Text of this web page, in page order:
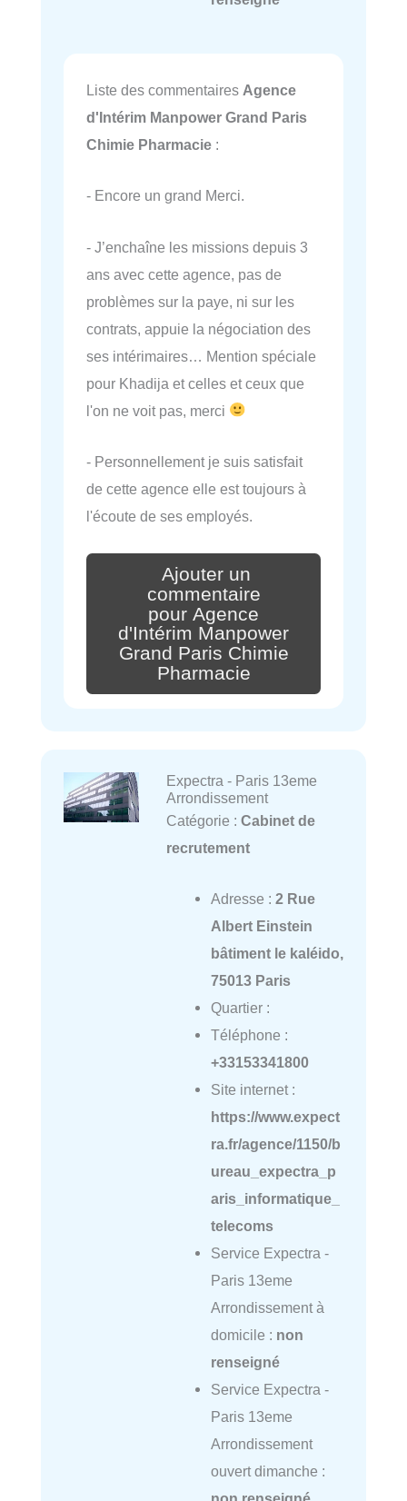
Liste des commentaires Agence
d'Intérim Manpower Grand Paris
Chimie Pharmacie :
- Encore un grand Merci.
- J’enchaîne les missions depuis 3
ans avec cette agence, pas de
problèmes sur la paye, ni sur les
contrats, appuie la négociation des
ses intérimaires… Mention spéciale
pour Khadija et celles et ceux que
l'on ne voit pas, merci
- Personnellement je suis satisfait
de cette agence elle est toujours à
l'écoute de ses employés.
Ajouter un
commentaire
pour Agence
d'Intérim Manpower
Grand Paris Chimie
Pharmacie
Expectra - Paris 13eme
Arrondissement
Catégorie : Cabinet de
recrutement
Adresse : 2 Rue
Albert Einstein
bâtiment le kaléido,
75013 Paris
Quartier :
Téléphone :
+33153341800
Site internet :
https://www.expect
ra.fr/agence/1150/b
ureau_expectra_p
aris_informatique_
telecoms
Service Expectra -
Paris 13eme
Arrondissement à
domicile : non
renseigné
Service Expectra -
Paris 13eme
Arrondissement
ouvert dimanche :